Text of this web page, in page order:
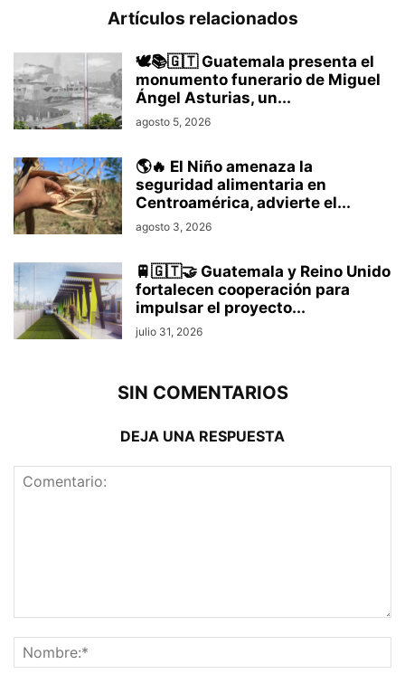
Artículos relacionados
🕊️📚🇬🇹 Guatemala presenta el
monumento funerario de Miguel
Ángel Asturias, un...
agosto 5, 2026
🌎🔥 El Niño amenaza la
seguridad alimentaria en
Centroamérica, advierte el...
agosto 3, 2026
🚆🇬🇹🤝 Guatemala y Reino Unido
fortalecen cooperación para
impulsar el proyecto...
julio 31, 2026
SIN COMENTARIOS
DEJA UNA RESPUESTA